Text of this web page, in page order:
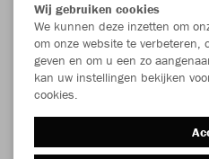
Wij gebruiken cookies
We kunnen deze inzetten om
om onze website te verbeteren,
geven en om u een zo
kan uw instellingen bekijken
cookies.